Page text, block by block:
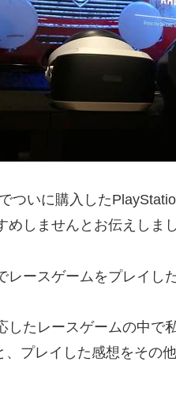
ついに購入した
しませんとお伝えしまし
レースゲームをプレイし
したレースゲームの中で
プレイした感想をその